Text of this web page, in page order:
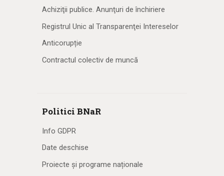
Achiziţii publice. Anunţuri de închiriere
Registrul Unic al Transparenţei Intereselor
Anticorupție
Contractul colectiv de muncă
Politici BNaR
Info GDPR
Date deschise
Proiecte și programe naționale